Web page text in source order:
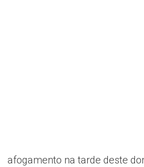
afogamento na tarde deste